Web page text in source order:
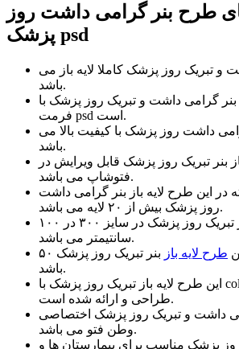
طرح بنر گرامی داشت روز
پزشک psd
و تبریک روز پزشک کاملا لایه باز می
باشد.
بنر گرامی داشت و تبریک روز پزشک با
فرمت psd است.
داشت روز پزشک با کیفیت بالا می
باشد.
بنر تبریک روز پزشک قابل ویرایش در
فتوشاپ می باشد.
در این طرح لایه باز بنر گرامی داشت
روز پزشک بیش از ۲۰ لایه می باشد.
طرح لایه باز بنر تبریک روز پزشک در سایز ۳۰۰ در ۱۰۰
سانتیمتر می باشد.
طرح لایه باز
بنر تبریک روز پزشک ۵۰dpi می
باشد.
این طرح لایه باز تبریک روز پزشک با color mode : CMYK
طراحی و ارائه شده است.
داشت و تبریک روز پزشک اختصاصی
وطن فتو می باشد.
پزشک مناسب برای بیمارستان ها و